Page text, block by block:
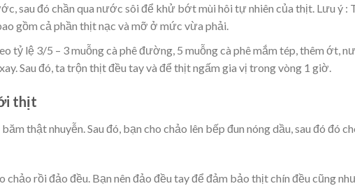
sau đó chần qua nước sôi để khử bớt mùi hôi tự nhiên của thịt. Lưu ý :
gồm cả phần thịt nạc và mỡ ở mức vừa phải.
tỷ lệ 3/5 – 3 muỗng cà phê đường, 5 muỗng cà phê mắm tép, thêm ớt,
Sau đó, ta trộn thịt đều tay và để thịt ngấm gia vị trong vòng 1 giờ.
thịt
thật nhuyễn. Sau đó, bạn cho chảo lên bếp đun nóng dầu, sau đó đó
rồi đảo đều. Bạn nên đảo đều tay để đảm bảo thịt chín đều cũng